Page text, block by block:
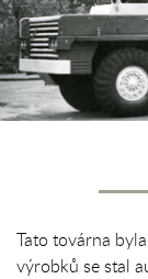
Tato továrna
výrobků se stal